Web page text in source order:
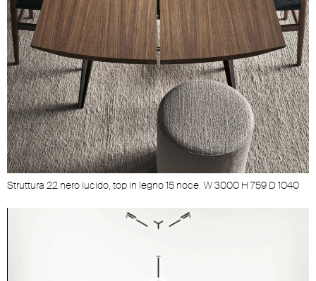
Struttura 22 nero lucido, top in legno 15 noce. W 3000 H 759 D 1040